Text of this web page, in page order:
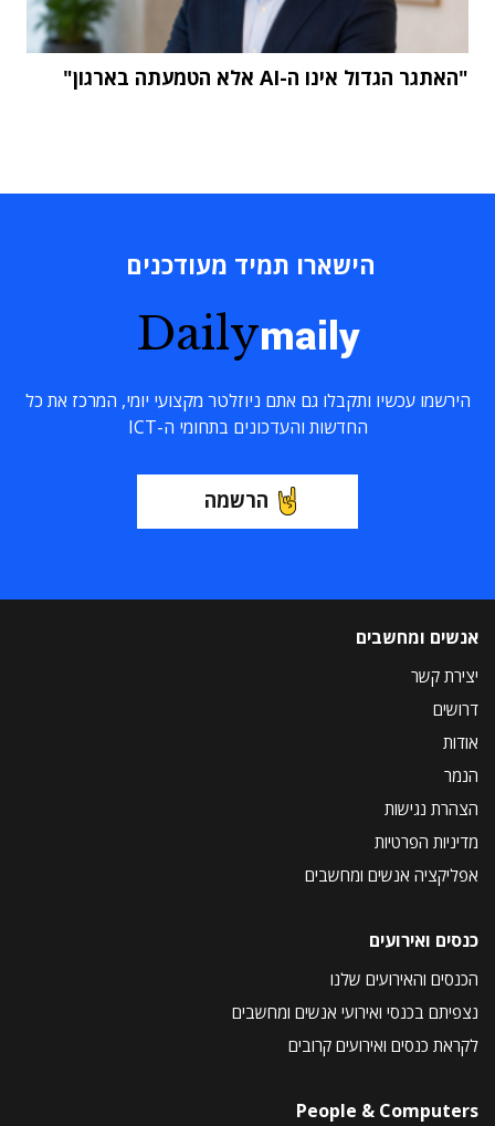
"האתגר הגדול אינו ה-AI אלא הטמעתה בארגון"
הישארו תמיד מעודכנים
Dailymaily
הירשמו עכשיו ותקבלו גם אתם ניוזלטר מקצועי יומי, המרכז את כל
החדשות והעדכונים בתחומי ה-ICT
הרשמה
אנשים ומחשבים
יצירת קשר
דרושים
אודות
הנמר
הצהרת נגישות
מדיניות הפרטיות
אפליקציה אנשים ומחשבים
כנסים ואירועים
הכנסים והאירועים שלנו
נצפיתם בכנסי ואירועי אנשים ומחשבים
לקראת כנסים ואירועים קרובים
People & Computers